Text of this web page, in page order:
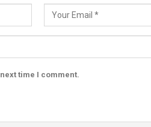
time I comment.